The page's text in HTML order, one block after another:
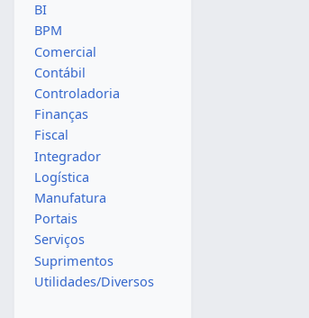
BI
BPM
Comercial
Contábil
Controladoria
Finanças
Fiscal
Integrador
Logística
Manufatura
Portais
Serviços
Suprimentos
Utilidades/Diversos